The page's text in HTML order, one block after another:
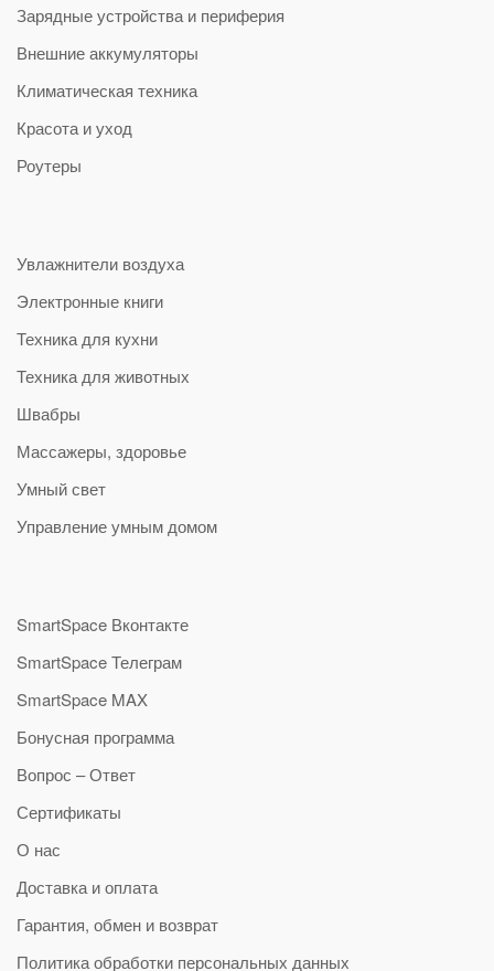
Зарядные устройства и периферия
Внешние аккумуляторы
Климатическая техника
Красота и уход
Роутеры
Увлажнители воздуха
Электронные книги
Техника для кухни
Техника для животных
Швабры
Массажеры, здоровье
Умный свет
Управление умным домом
SmartSpace Вконтакте
SmartSpace Телеграм
SmartSpace MAX
Бонусная программа
Вопрос – Ответ
Сертификаты
О нас
Доставка и оплата
Гарантия, обмен и возврат
Политика обработки персональных данных